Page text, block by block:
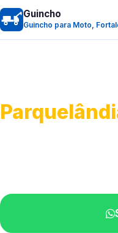
Guincho
Guincho para Moto,